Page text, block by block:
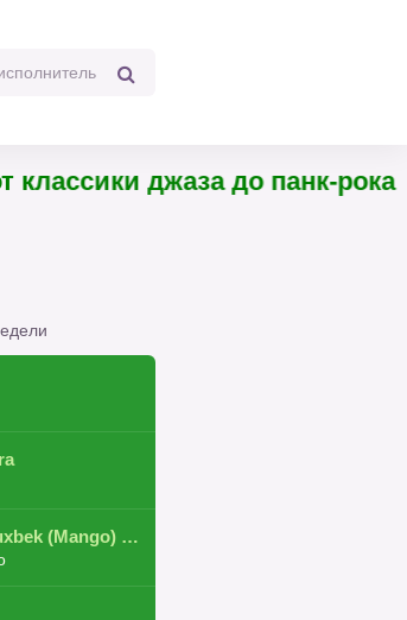
джаза до панк-рока
Sahro ft. Farruxbek (Mango) ft. Shaxboz ft. Navruz and Zarba ft. DJ.JoHa